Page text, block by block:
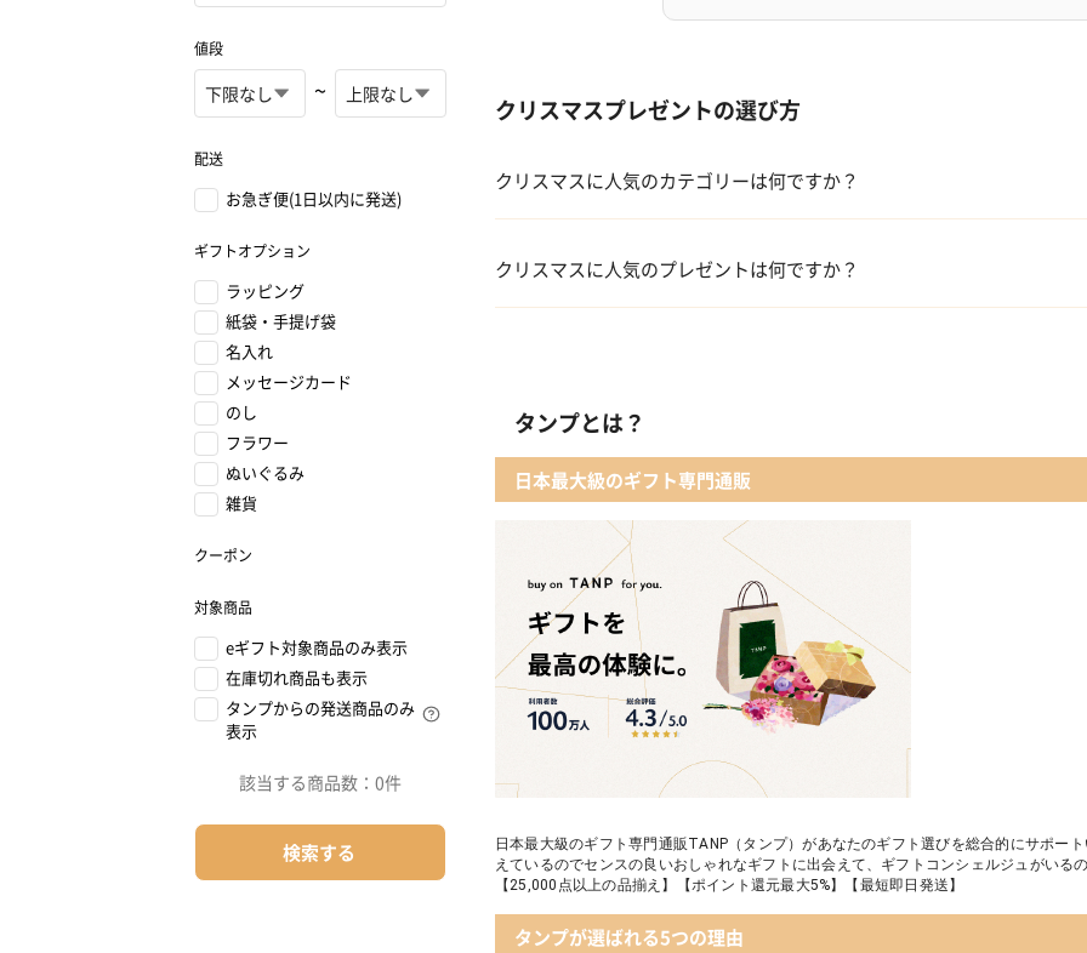
値段
~
配送
お急ぎ便(1日以内に発送)
ギフトオプション
ラッピング
紙袋・手提げ袋
名入れ
メッセージカード
のし
フラワー
ぬいぐるみ
雑貨
クーポン
対象商品
eギフト対象商品のみ表示
在庫切れ商品も表示
タンプからの発送商品のみ
表示
該当する商品数： 0件
検索する
クリスマスプレゼントの選び方
クリスマスに人気のカテゴリーは何ですか？
02 ファッション小物
05 入浴剤・バスケア
クリスマスに人気のプレゼントは何ですか？
03 【名入れギフト】フラワーティントリップ［日本限定ピンクゴールドパッ
04 FLOWERiUM®︎ Christmas toilette（フラワリウム クリスマストワレ）
05 2人のための体験カタログ FOR2ギフト（GREEN）
タンプとは？
日本最大級のギフト専門通販
日本最大級のギフト専門通販TANP（タンプ）があなたのギフト選びを総合的にサポー
えているのでセンスの良いおしゃれなギフトに出会えて、ギフトコンシェルジュがいる
【25,000点以上の品揃え】【ポイント還元最大5%】【最短即日発送】
タンプが選ばれる5つの理由